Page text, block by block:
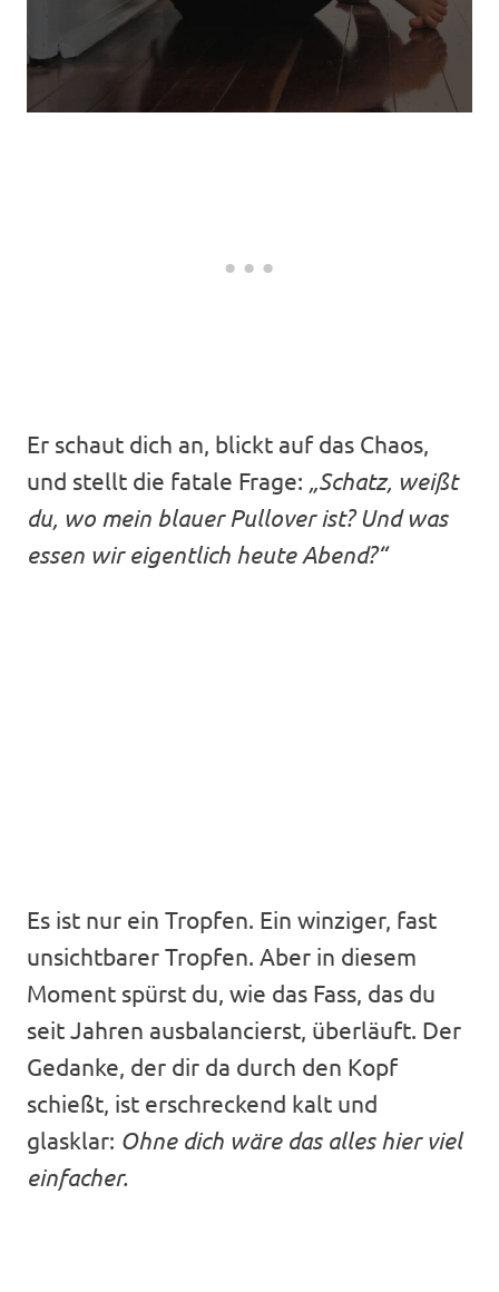
Er schaut dich an, blickt auf das Chaos,
und stellt die fatale Frage: „Schatz, weißt
du, wo mein blauer Pullover ist? Und was
essen wir eigentlich heute Abend?“
Es ist nur ein Tropfen. Ein winziger, fast
unsichtbarer Tropfen. Aber in diesem
Moment spürst du, wie das Fass, das du
seit Jahren ausbalancierst, überläuft. Der
Gedanke, der dir da durch den Kopf
schießt, ist erschreckend kalt und
glasklar: Ohne dich wäre das alles hier viel
einfacher.